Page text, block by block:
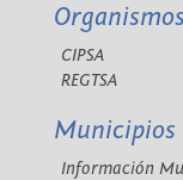
Organismos
CIPSA
REGTSA
Municipios
Información